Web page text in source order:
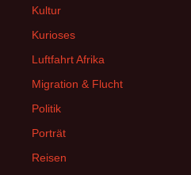
Kultur
Kurioses
Luftfahrt Afrika
Migration & Flucht
Politik
Porträt
Reisen